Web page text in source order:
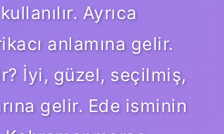
Ayrıca
anlamına gelir.
İyi, güzel, seçilmiş,
gelir. Ede isminin